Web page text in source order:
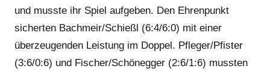
und musste ihr Spiel aufgeben. Den Ehrenpunkt
sicherten Bachmeir/Schießl (6:4/6:0) mit einer
überzeugenden Leistung im Doppel. Pfleger/Pfister
(3:6/0:6) und Fischer/Schönegger (2:6/1:6) mussten